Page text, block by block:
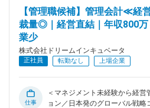
ェッショナルとして成長する
るコンサルティング業界におい
に携わりながら、事業の発展
◎上場企業の法務メンバーとし
おいて高い市場価値を持ちます
社全体のコンプライアンス・リ
携わることでキャリアの幅を広げる
スプロデュース事業（戦略コ
に大企業向けの将来の成長を牽
【管理職候補】管理会計≪経
裁量◎｜経営直結｜年収800
業少
株式会社ドリームインキュベータ
正社員 転勤なし 上場企業
仕事
＜マネジメント未経験から経
ョン／日本発のグローバル戦略コン